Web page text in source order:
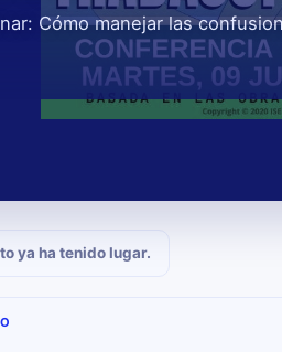
Cómo manejar las
ya ha tenido lugar.